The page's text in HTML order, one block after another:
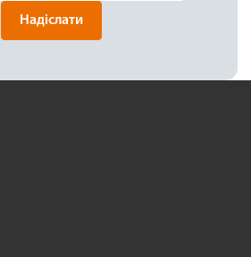
Надіслати